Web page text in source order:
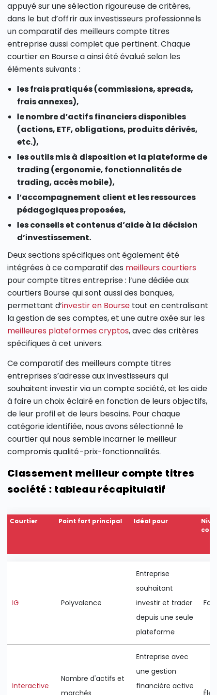
appuyé sur une sélection rigoureuse de critères,
dans le but d’offrir aux investisseurs professionnels
un comparatif des meilleurs compte titres
entreprise aussi complet que pertinent. Chaque
courtier en Bourse a ainsi été évalué selon les
éléments suivants :
les frais pratiqués (commissions, spreads,
frais annexes),
le nombre d’actifs financiers disponibles
(actions, ETF, obligations, produits dérivés,
etc.),
les outils mis à disposition et la plateforme de
trading (ergonomie, fonctionnalités de
trading, accès mobile),
l’accompagnement client et les ressources
pédagogiques proposées,
les conseils et contenus d’aide à la décision
d’investissement.
Deux sections spécifiques ont également été
intégrées à ce comparatif des meilleurs courtiers
pour compte titres entreprise : l’une dédiée aux
courtiers Bourse qui sont aussi des banques,
permettant d’investir en Boursetout en centralisant
la gestion de ses comptes, et une autre axée sur les
meilleures plateformes cryptos, avec des critères
spécifiques à cet univers.
Ce comparatif des meilleurs compte titres
entreprises s’adresse aux investisseurs qui
souhaitent investir via un compte société, et les aide
à faire un choix éclairé en fonction de leurs objectifs,
de leur profil et de leurs besoins. Pour chaque
catégorie identifiée, nous avons sélectionné le
courtier qui nous semble incarner le meilleur
compromis qualité-prix-fonctionnalités.
Classement meilleur compte titres
société : tableau récapitulatif
Courtier Point fort principal Idéal pour
IG Polyvalence
Entreprise
souhaitant
investir et trader
depuis une seule
plateforme
Interactive
Nombre d'actifs et
Entreprise avec
une gestion
financière active